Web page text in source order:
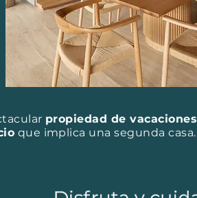
propiedad de vacaciones
que implica una segunda casa.